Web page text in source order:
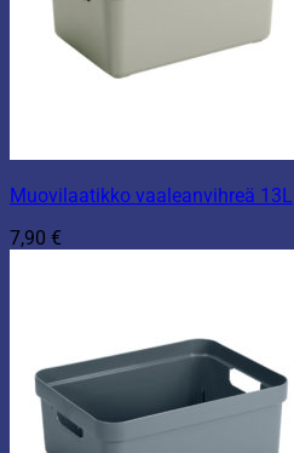
Muovilaatikko vaaleanvihreä 13L
7,90 €